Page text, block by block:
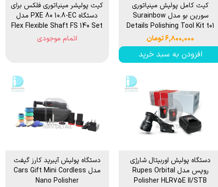
کیت کامل پولیش مینیاتوری
سورین بو مدل Surainbow
Details Polishing Tool Kit t01
۶,۸۰۰,۰۰۰ تومان
افزودن به سبد خرید
کیت پولیشر مینیاتوری فلکس برای
دستگاه PXE 80 10.8-EC مدل
Flex Flexible Shaft FS 140 Set
اتمام موجودی
دستگاه پولیش اوربیتال شارژی
روپس مدل Rupes Orbital
Polisher HLR75E ll/STB
دستگاه پوليش آیبرید کارز گیفت
مدل Cars Gift Mini Cordless
Nano Polisher